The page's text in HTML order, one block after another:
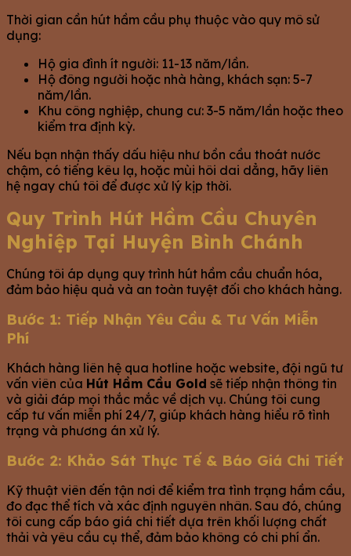
Thời gian cần hút hầm cầu phụ thuộc vào quy mô sử
dụng:
Hộ gia đình ít người: 11-13 năm/lần.
Hộ đông người hoặc nhà hàng, khách sạn: 5-7
năm/lần.
Khu công nghiệp, chung cư: 3-5 năm/lần hoặc theo
kiểm tra định kỳ.
Nếu bạn nhận thấy dấu hiệu như bồn cầu thoát nước
chậm, có tiếng kêu lạ, hoặc mùi hôi dai dẳng, hãy liên
hệ ngay chú tôi để được xử lý kịp thời.
Quy Trình Hút Hầm Cầu Chuyên
Nghiệp Tại Huyện Bình Chánh
Chúng tôi áp dụng quy trình hút hầm cầu chuẩn hóa,
đảm bảo hiệu quả và an toàn tuyệt đối cho khách hàng.
Bước 1: Tiếp Nhận Yêu Cầu & Tư Vấn Miễn
Phí
Khách hàng liên hệ qua hotline hoặc website, đội ngũ tư
vấn viên của Hút Hầm Cầu Gold sẽ tiếp nhận thông tin
và giải đáp mọi thắc mắc về dịch vụ. Chúng tôi cung
cấp tư vấn miễn phí 24/7, giúp khách hàng hiểu rõ tình
trạng và phương án xử lý.
Bước 2: Khảo Sát Thực Tế & Báo Giá Chi Tiết
Kỹ thuật viên đến tận nơi để kiểm tra tình trạng hầm cầu,
đo đạc thể tích và xác định nguyên nhân. Sau đó, chúng
tôi cung cấp báo giá chi tiết dựa trên khối lượng chất
thải và yêu cầu cụ thể, đảm bảo không có chi phí ẩn.